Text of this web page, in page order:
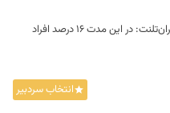
مدیر عامل ایران‌تلنت: در این مدت ۱۶ درصد افراد
انتخاب سردبیر